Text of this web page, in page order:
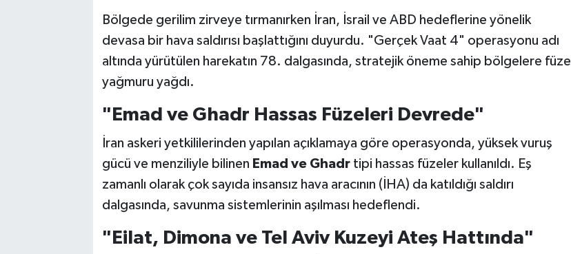
Bölgede gerilim zirveye tırmanırken İran, İsrail ve ABD hedeflerine yönelik
devasa bir hava saldırısı başlattığını duyurdu. "Gerçek Vaat 4" operasyonu adı
altında yürütülen harekatın 78. dalgasında, stratejik öneme sahip bölgelere füze
yağmuru yağdı.
"Emad ve Ghadr Hassas Füzeleri Devrede"
İran askeri yetkililerinden yapılan açıklamaya göre operasyonda, yüksek vuruş
gücü ve menziliyle bilinen Emad ve Ghadrtipi hassas füzeler kullanıldı. Eş
zamanlı olarak çok sayıda insansız hava aracının (İHA) da katıldığı saldırı
dalgasında, savunma sistemlerinin aşılması hedeflendi.
"Eilat, Dimona ve Tel Aviv Kuzeyi Ateş Hattında"